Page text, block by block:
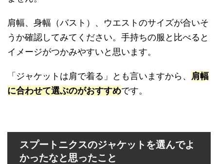
肩幅、身幅（バスト）、ウエストのサイズが合いそ
うか確認してみてください。手持ちの服と比べると
イメージがつかみやすいと思います。
「ジャケットは肩で着る」とも言いますから、 肩幅
に合わせて選ぶのがおすすめです。
スプートニクスのジャケットを選んでよ
かったなと思ったこと